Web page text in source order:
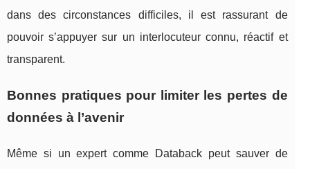
dans des circonstances difficiles, il est rassurant de
pouvoir s’appuyer sur un interlocuteur connu, réactif et
transparent.
Bonnes pratiques pour limiter les pertes de
données à l’avenir
Même si un expert comme Databack peut sauver de